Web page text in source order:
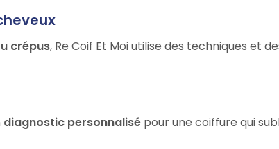
crépus, Re Coif Et Moi utilise des techniques et
diagnostic personnalisé pour une coiffure qui